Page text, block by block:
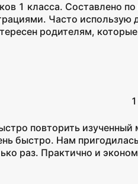
1 класса. Составлено по
Часто использую
родителям,
повторить изученный
быстро. Нам
раз. Практично и